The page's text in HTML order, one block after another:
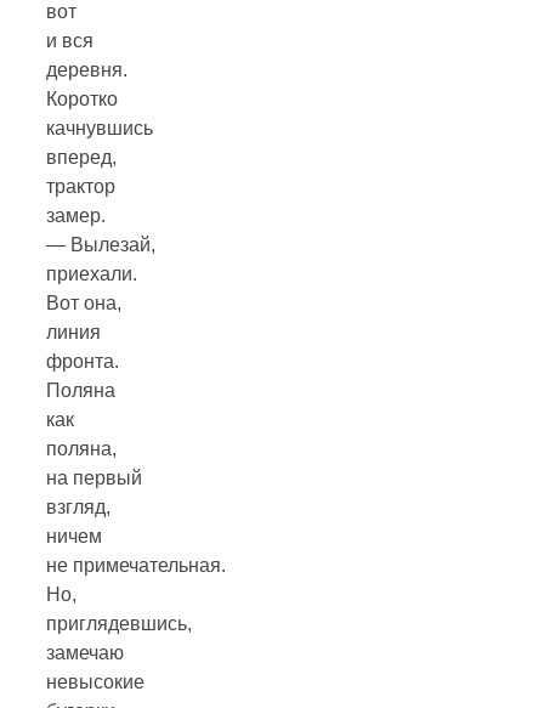
вот
и вся
деревня.
Коротко
качнувшись
вперед,
трактор
замер.
— Вылезай,
приехали.
Вот она,
линия
фронта.
Поляна
как
поляна,
на первый
взгляд,
ничем
не примечательная.
Но,
приглядевшись,
замечаю
невысокие